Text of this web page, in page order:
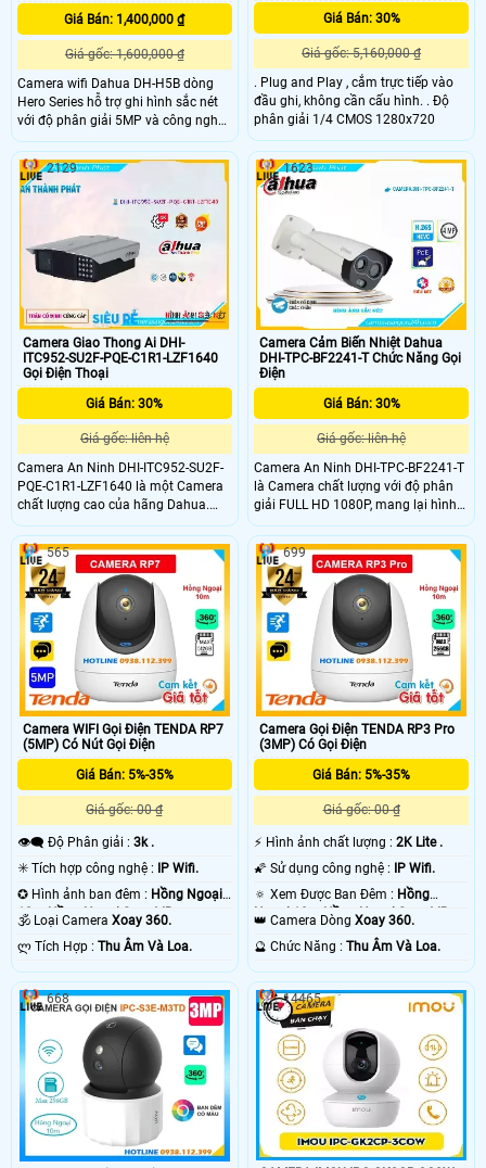
Giá Bán: 1,400,000 ₫
Giá gốc: 1,600,000 ₫
Camera wifi Dahua DH-H5B dòng
Hero Series hỗ trợ ghi hình sắc nét
với độ phân giải 5MP và công nghệ
xem đêm với hồng ngoại lên đến
10m, cho hình ảnh sắc nét cả ngày
và đêm. Camera DH-H5B hỗ trợ
quay quét linh hoạt (Pan 350° và
Tilt 80°), tính năng phát hiện người
Giá Bán: 30%
Giá gốc: 5,160,000 ₫
. Plug and Play , cắm trực tiếp vào
đầu ghi, không cần cấu hình. . Độ
phân giải 1/4 CMOS 1280x720
Camera Giao Thong Ai DHI-
ITC952-SU2F-PQE-C1R1-LZF1640
Gọi Điện Thoại
Giá Bán: 30%
Giá gốc: liên hệ
Camera An Ninh DHI-ITC952-SU2F-
PQE-C1R1-LZF1640 là một Camera
chất lượng cao của hãng Dahua.
Với chất liệu kim loại chắc chắn,
camera này đảm bảo độ bền và độ
tin cậy. Hình ảnh vô cùng sắc nét và
chi tiết với độ phân giải Ultra 4k và
cảm biến 8MP
2129
Camera Cảm Biến Nhiệt Dahua
DHI-TPC-BF2241-T Chức Năng Gọi
Điện
Giá Bán: 30%
Giá gốc: liên hệ
Camera An Ninh DHI-TPC-BF2241-T
là Camera chất lượng với độ phân
giải FULL HD 1080P, mang lại hình
ảnh sắc nét và chân thực. Camera
có tính năng xem ban đêm thông
minh với công nghệ Hồng Ngoại
Smart IR, giúp quan sát hiệu quả
trong mọi điều kiện ánh sáng
1623
Camera WIFI Gọi Điện TENDA RP7
(5MP) Có Nút Gọi Điện
Giá Bán: 5%-35%
Giá gốc: 00 ₫
👁️‍🗨 Độ Phân giải : 3k .
✳️ Tích hợp công nghệ : IP Wifi.
✪ Hình ảnh ban đêm : Hồng Ngoại
10m Hồng Ngoại Smart IR.
🕉️ Loại Camera Xoay 360.
️ლ Tích Hợp : Thu Âm Và Loa.
565
Camera Gọi Điện TENDA RP3 Pro
(3MP) Có Gọi Điện
Giá Bán: 5%-35%
Giá gốc: 00 ₫
️⚡ Hình ảnh chất lượng :2K Lite .
🌠 Sử dụng công nghệ : IP Wifi.
🔅 Xem Được Ban Đêm : Hồng
Ngoại 10m Hồng Ngoại Smart IR.
👑 Camera DòngXoay 360.
️🔮 Chức Năng :Thu Âm Và Loa.
699
668 14465